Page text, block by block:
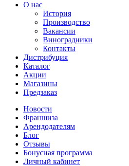
О нас
История
Производство
Вакансии
Виноградники
Контакты
Дистрибуция
Каталог
Акции
Магазины
Предзаказ
Новости
Франшиза
Арендодателям
Блог
Отзывы
Бонусная программа
Личный кабинет